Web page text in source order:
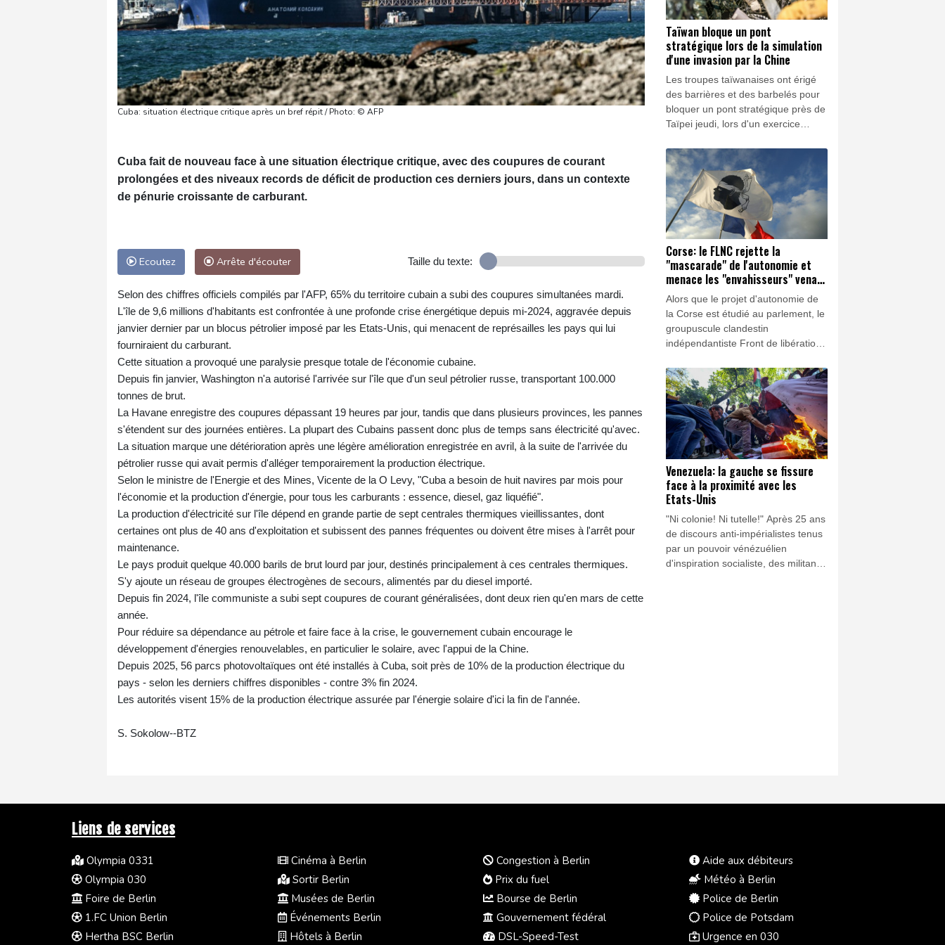
Cuba: situation électrique critique après un bref répit / Photo: © AFP
Cuba fait de nouveau face à une situation électrique critique, avec des coupures de courant
prolongées et des niveaux records de déficit de production ces derniers jours, dans un contexte
de pénurie croissante de carburant.
Ecoutez Arrête d'écouter Taille du texte:
Selon des chiffres officiels compilés par l'AFP, 65% du territoire cubain a subi des coupures simultanées mardi.
L'île de 9,6 millions d'habitants est confrontée à une profonde crise énergétique depuis mi-2024, aggravée depuis
janvier dernier par un blocus pétrolier imposé par les Etats-Unis, qui menacent de représailles les pays qui lui
fourniraient du carburant.
Cette situation a provoqué une paralysie presque totale de l'économie cubaine.
Depuis fin janvier, Washington n'a autorisé l'arrivée sur l'île que d'un seul pétrolier russe, transportant 100.000
tonnes de brut.
La Havane enregistre des coupures dépassant 19 heures par jour, tandis que dans plusieurs provinces, les pannes
s'étendent sur des journées entières. La plupart des Cubains passent donc plus de temps sans électricité qu'avec.
La situation marque une détérioration après une légère amélioration enregistrée en avril, à la suite de l'arrivée du
pétrolier russe qui avait permis d'alléger temporairement la production électrique.
Selon le ministre de l'Energie et des Mines, Vicente de la O Levy, "Cuba a besoin de huit navires par mois pour
l'économie et la production d'énergie, pour tous les carburants : essence, diesel, gaz liquéfié".
La production d'électricité sur l'île dépend en grande partie de sept centrales thermiques vieillissantes, dont
certaines ont plus de 40 ans d'exploitation et subissent des pannes fréquentes ou doivent être mises à l'arrêt pour
maintenance.
Le pays produit quelque 40.000 barils de brut lourd par jour, destinés principalement à ces centrales thermiques.
S'y ajoute un réseau de groupes électrogènes de secours, alimentés par du diesel importé.
Depuis fin 2024, l'île communiste a subi sept coupures de courant généralisées, dont deux rien qu'en mars de cette
année.
Pour réduire sa dépendance au pétrole et faire face à la crise, le gouvernement cubain encourage le
développement d'énergies renouvelables, en particulier le solaire, avec l'appui de la Chine.
Depuis 2025, 56 parcs photovoltaïques ont été installés à Cuba, soit près de 10% de la production électrique du
pays - selon les derniers chiffres disponibles - contre 3% fin 2024.
Les autorités visent 15% de la production électrique assurée par l'énergie solaire d'ici la fin de l'année.
S. Sokolow--BTZ
Taïwan bloque un pont
stratégique lors de la simulation
d'une invasion par la Chine
Les troupes taïwanaises ont érigé
des barrières et des barbelés pour
bloquer un pont stratégique près de
Taïpei jeudi, lors d'un exercice
qui visait à bloquer l'accès à la
capitale.
Corse: le FLNC rejette la
"mascarade" de l'autonomie et
menace les "envahisseurs" venant
vivre sur l'île
Alors que le projet d'autonomie de
la Corse est étudié au parlement, le
groupuscule clandestin
indépendantiste Front de libération
Combattants (FLNC-UC) l'a
vivement rejeté ainsi que tous ses
soutiens, menaçant également les
"envahisseurs" non-corses sur l'île.
Venezuela: la gauche se fissure
face à la proximité avec les
Etats-Unis
"Ni colonie! Ni tutelle!" Après 25 ans
de discours anti-impérialistes tenus
par un pouvoir vénézuélien
d'inspiration socialiste, des militants
Liens de services
Olympia 0331
Olympia 030
Foire de Berlin
1.FC Union Berlin
Hertha BSC Berlin
Cinéma à Berlin
Sortir Berlin
Musées de Berlin
Événements Berlin
Hôtels à Berlin
Congestion à Berlin
Prix du fuel
Bourse de Berlin
Gouvernement fédéral
DSL-Speed-Test
Aide aux débiteurs
Météo à Berlin
Police de Berlin
Police de Potsdam
Urgence en 030